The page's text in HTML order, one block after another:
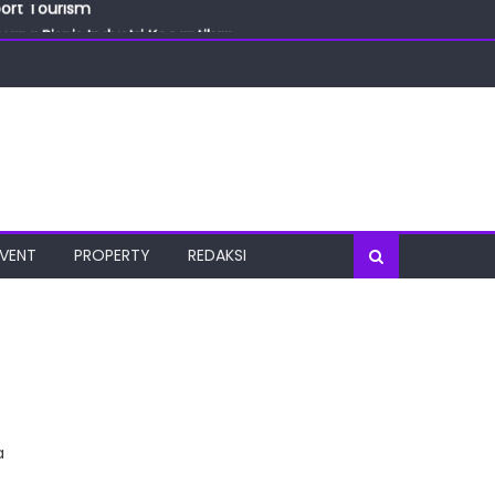
Bisnis Industri Kecantikan
Terkini
PROPERTY REDAKSI